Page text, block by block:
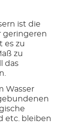
ist die
geringeren
es zu
zu
das
Wasser
etc. bleiben